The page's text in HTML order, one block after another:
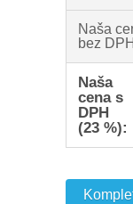
Naša
bez
Naša
cena s
DPH
(23 %):